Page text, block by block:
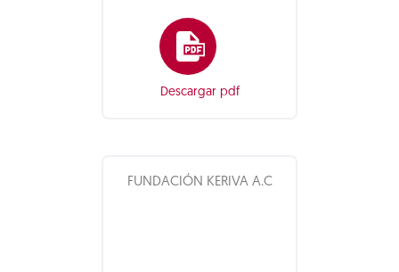
Descargar pdf
FUNDACIÓN KERIVA A.C